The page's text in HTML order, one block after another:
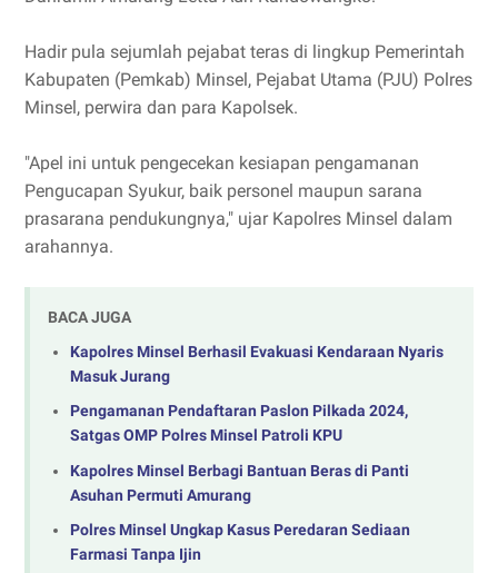
Hadir pula sejumlah pejabat teras di lingkup Pemerintah
Kabupaten (Pemkab) Minsel, Pejabat Utama (PJU) Polres
Minsel, perwira dan para Kapolsek.
"Apel ini untuk pengecekan kesiapan pengamanan
Pengucapan Syukur, baik personel maupun sarana
prasarana pendukungnya," ujar Kapolres Minsel dalam
arahannya.
BACA JUGA
Kapolres Minsel Berhasil Evakuasi Kendaraan Nyaris
Masuk Jurang
Pengamanan Pendaftaran Paslon Pilkada 2024,
Satgas OMP Polres Minsel Patroli KPU
Kapolres Minsel Berbagi Bantuan Beras di Panti
Asuhan Permuti Amurang
Polres Minsel Ungkap Kasus Peredaran Sediaan
Farmasi Tanpa Ijin